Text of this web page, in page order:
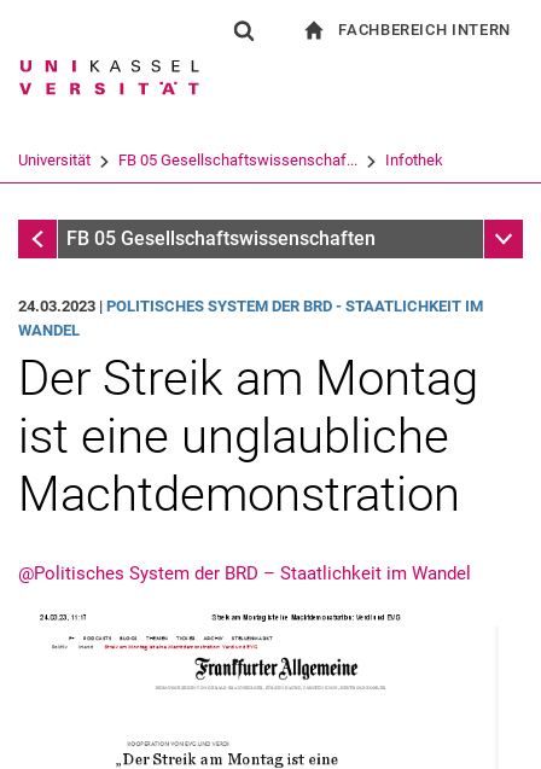
Springe direkt zu: Inhalt
Springe direkt zu: Suche
Springe direkt zu:
Suchbegriff
Suchen (öffnet externen Link in einem
FACHBEREICH INTERN
Universität FB 05 Gesellschaftswissenschaf... Infothek
InfothekFB 05 Gesellschaftswissenschaften
24.03.2023 | PO­LI­TI­SCHES SYS­TEM DER BRD - STAAT­LICH­KEIT IM
WAN­DEL
Der Streik am Montag
ist eine unglaubliche
Machtdemonstration
@Politisches System der BRD – Staatlichkeit im Wandel